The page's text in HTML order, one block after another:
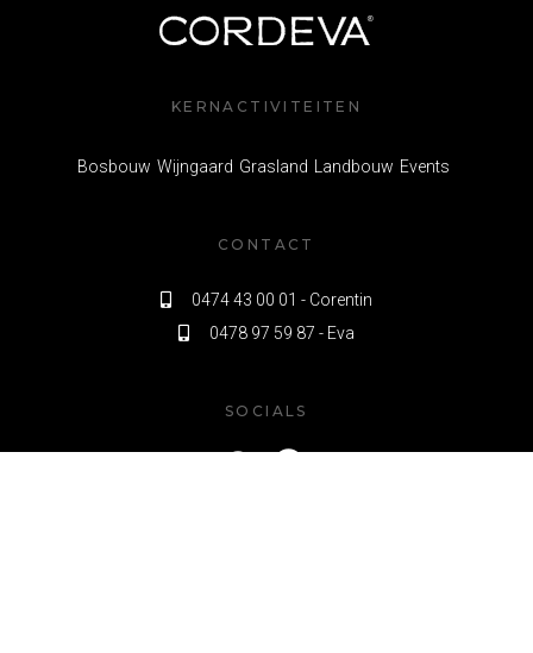
KERNACTIVITEITEN
Bosbouw Wijngaard Grasland Landbouw Events
CONTACT
 0474 43 00 01 - Corentin
 0478 97 59 87 - Eva
SOCIALS